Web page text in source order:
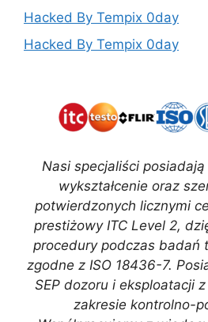
Hacked By Tempix 0day
Hacked By Tempix 0day
Nasi specjaliści posiadają
wykształcenie oraz
potwierdzonych licznymi
prestiżowy ITC Level 2,
procedury podczas badań
zgodne z ISO 18436-7.
SEP dozoru i eksploatacji
zakresie kontrolno-